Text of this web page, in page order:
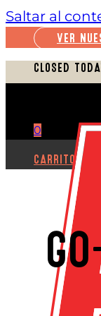
Saltar al
VER
CLOSED
0
CARRITO